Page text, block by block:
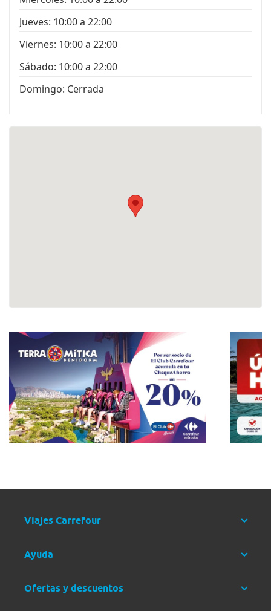
Jueves: 10:00 a 22:00
Viernes: 10:00 a 22:00
Sábado: 10:00 a 22:00
Domingo: Cerrada
Viajes Carrefour
Ayuda
Ofertas y descuentos